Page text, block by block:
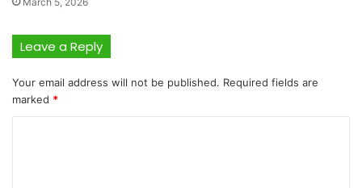
Leave a Reply
Your email address will not be published. Required fields are
marked *